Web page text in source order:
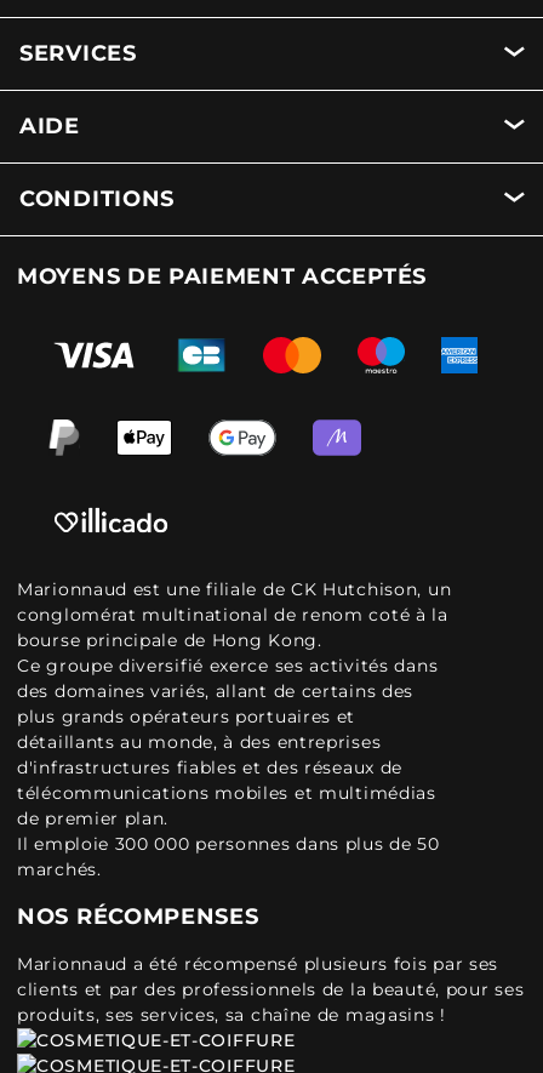
SERVICES
AIDE
CONDITIONS
MOYENS DE PAIEMENT ACCEPTÉS
Marionnaud est une filiale de CK Hutchison, un
conglomérat multinational de renom coté à la
bourse principale de Hong Kong.
Ce groupe diversifié exerce ses activités dans
des domaines variés, allant de certains des
plus grands opérateurs portuaires et
détaillants au monde, à des entreprises
d'infrastructures fiables et des réseaux de
télécommunications mobiles et multimédias
de premier plan.
Il emploie 300 000 personnes dans plus de 50
marchés.
NOS RÉCOMPENSES
Marionnaud a été récompensé plusieurs fois par ses
clients et par des professionnels de la beauté, pour ses
produits, ses services, sa chaîne de magasins !